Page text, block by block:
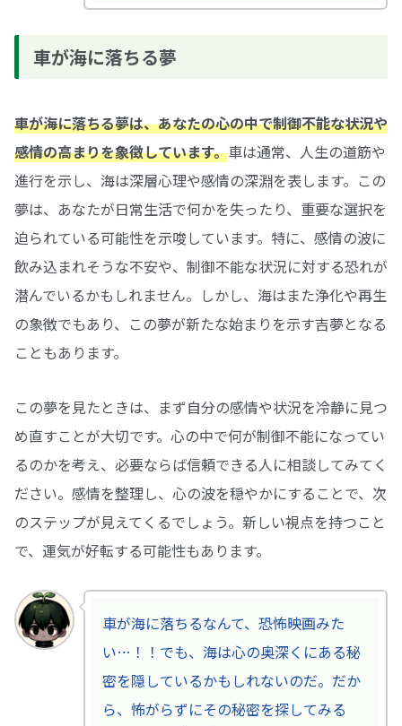
車が海に落ちる夢
車が海に落ちる夢は、あなたの心の中で制御不能な状況や
感情の高まりを象徴しています。車は通常、人生の道筋や
進行を示し、海は深層心理や感情の深淵を表します。この
夢は、あなたが日常生活で何かを失ったり、重要な選択を
迫られている可能性を示唆しています。特に、感情の波に
飲み込まれそうな不安や、制御不能な状況に対する恐れが
潜んでいるかもしれません。しかし、海はまた浄化や再生
の象徴でもあり、この夢が新たな始まりを示す吉夢となる
こともあります。
この夢を見たときは、まず自分の感情や状況を冷静に見つ
め直すことが大切です。心の中で何が制御不能になってい
るのかを考え、必要ならば信頼できる人に相談してみてく
ださい。感情を整理し、心の波を穏やかにすることで、次
のステップが見えてくるでしょう。新しい視点を持つこと
で、運気が好転する可能性もあります。
車が海に落ちるなんて、恐怖映画みた
い…！！でも、海は心の奥深くにある秘
密を隠しているかもしれないのだ。だか
ら、怖がらずにその秘密を探してみる